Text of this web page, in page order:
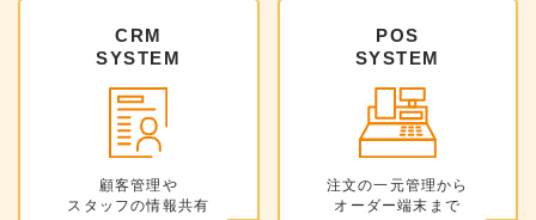
CRM
SYSTEM
顧客管理や
スタッフの情報共有
POS
SYSTEM
注文の一元管理から
オーダー端末まで